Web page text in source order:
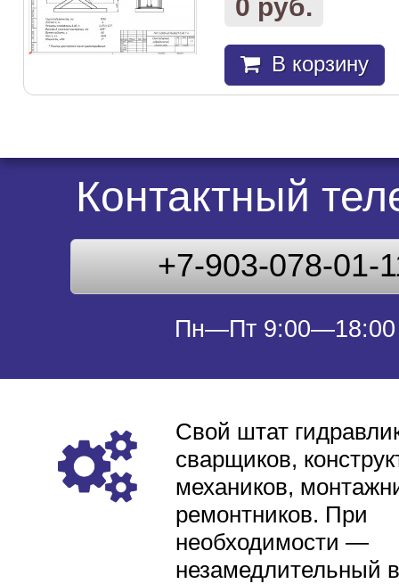
0 руб.
В корзину
Контактный
+7-903-078-01-
Пн—Пт 9:00—18:00
Свой штат
сварщиков,
механиков,
ремонтников. При
необходимости —
незамедлительный